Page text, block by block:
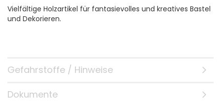
Vielfältige Holzartikel für fantasievolles und kreatives Bastel
und Dekorieren.
Gefahrstoffe / Hinweise
Dokumente